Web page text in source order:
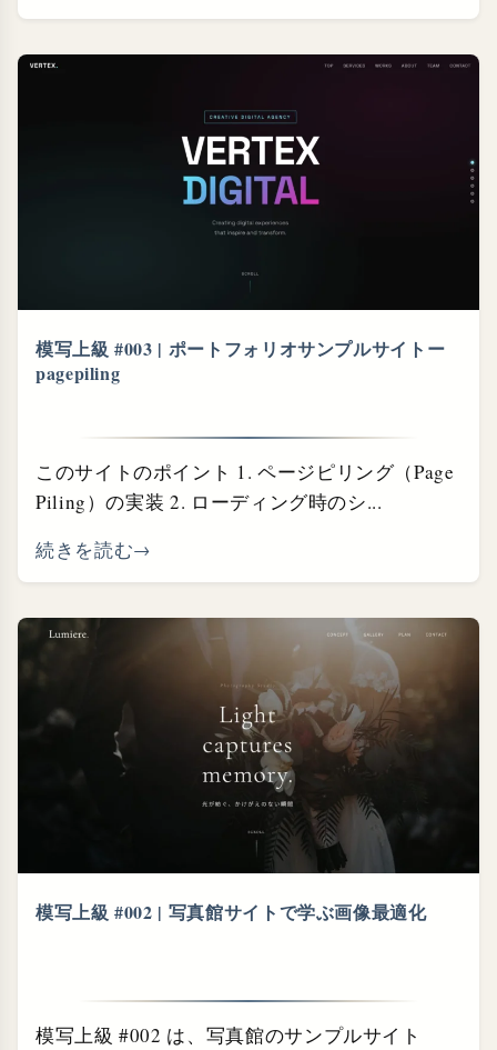
模写上級 #003 | ポートフォリオサンプルサイトー
pagepiling
このサイトのポイント 1. ページピリング（Page
Piling）の実装 2. ローディング時のシ...
続きを読む
模写上級 #002 | 写真館サイトで学ぶ画像最適化
模写上級 #002 は、写真館のサンプルサイト